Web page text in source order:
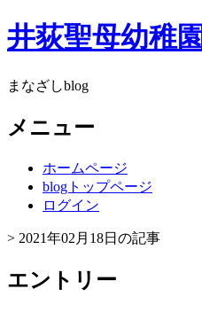
井荻聖母幼稚園
まなざしblog
メニュー
ホームページ
blogトップページ
ログイン
> 2021年02月18日の記事
エントリー